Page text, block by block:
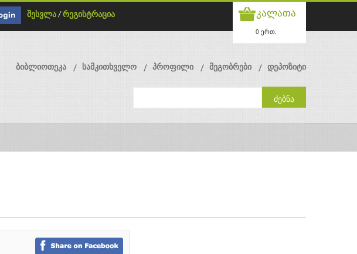
შესვლა / რეგისტრაცია კალათა
0 ერთ.
ბიბლიოთეკა სამკითხველო პროფილი მეგობრები დეპოზიტი